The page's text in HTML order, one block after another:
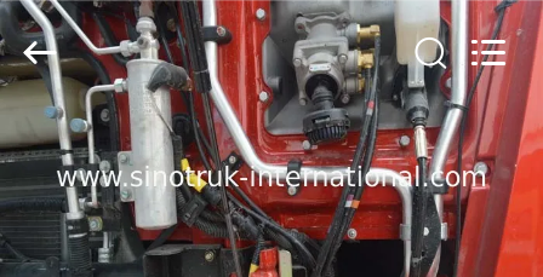
ZU
HAUSE
PRODUKTE
INTERNATIONAL
CO.,
LTD..
All
Rights
Reserved.